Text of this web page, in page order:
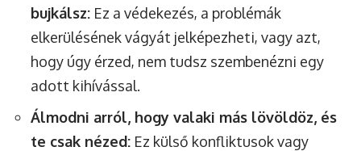
bujkálsz: Ez a védekezés, a problémák
elkerülésének vágyát jelképezheti, vagy azt,
hogy úgy érzed, nem tudsz szembenézni egy
adott kihívással.
Álmodni arról, hogy valaki más lövöldöz, és
te csak nézed: Ez külső konfliktusok vagy